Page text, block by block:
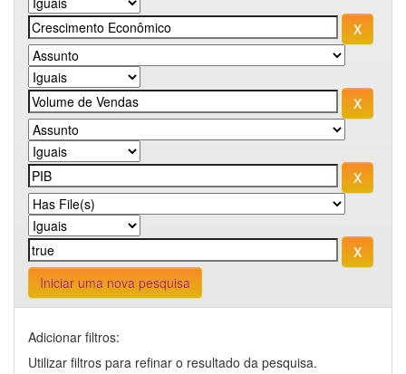
Iniciar uma nova pesquisa
Adicionar filtros:
Utilizar filtros para refinar o resultado da pesquisa.